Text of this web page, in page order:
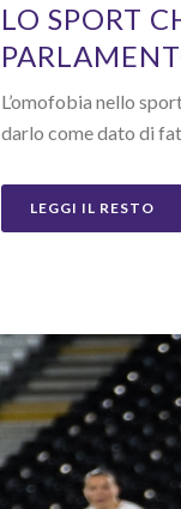
LO SPORT
L’omofobia nello
darlo come dato di
LEGGI IL RESTO